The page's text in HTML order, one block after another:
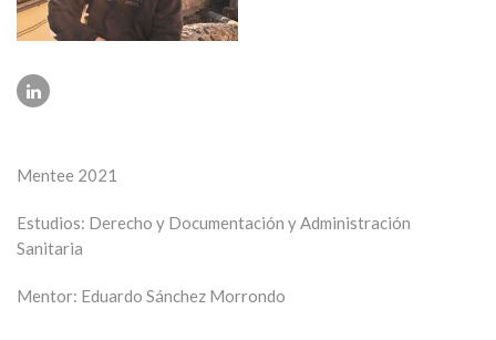
Mentee 2021
Estudios: Derecho y Documentación y Administración
Sanitaria
Mentor: Eduardo Sánchez Morrondo